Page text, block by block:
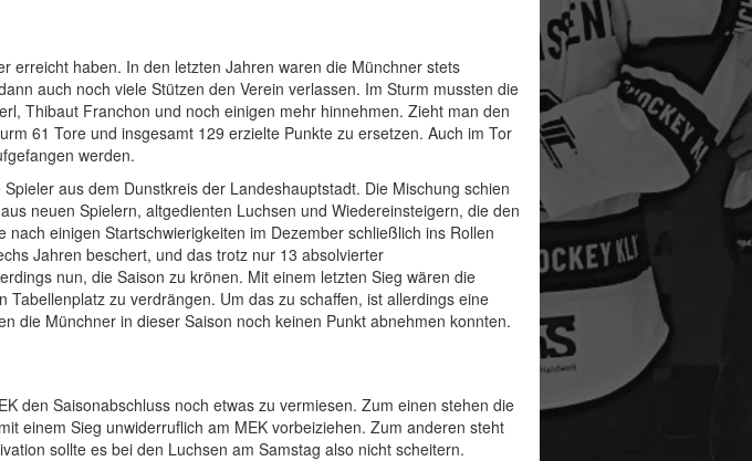
erreicht haben. In den letzten Jahren waren die Münchner stets
auch noch viele Stützen den Verein verlassen. Im Sturm mussten die
Thibaut Franchon und noch einigen mehr hinnehmen. Zieht man den
61 Tore und insgesamt 129 erzielte Punkte zu ersetzen. Auch im Tor
werden.
aus dem Dunstkreis der Landeshauptstadt. Die Mischung schien
neuen Spielern, altgedienten Luchsen und Wiedereinsteigern, die den
einigen Startschwierigkeiten im Dezember schließlich ins Rollen
Jahren beschert, und das trotz nur 13 absolvierter
nun, die Saison zu krönen. Mit einem letzten Sieg wären die
zu verdrängen. Um das zu schaffen, ist allerdings eine
die Münchner in dieser Saison noch keinen Punkt abnehmen konnten.
den Saisonabschluss noch etwas zu vermiesen. Zum einen stehen die
einem Sieg unwiderruflich am MEK vorbeiziehen. Zum anderen steht
sollte es bei den Luchsen am Samstag also nicht scheitern.